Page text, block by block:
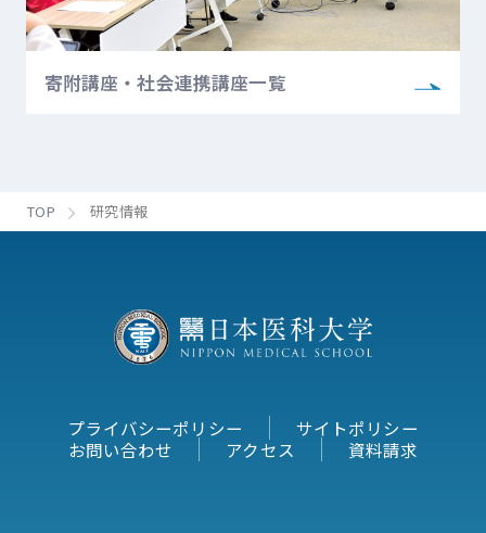
寄附講座・社会連携講座一覧
TOP 研究情報
プライバシーポリシー
サイトポリシー
お問い合わせ
アクセス 資料請求